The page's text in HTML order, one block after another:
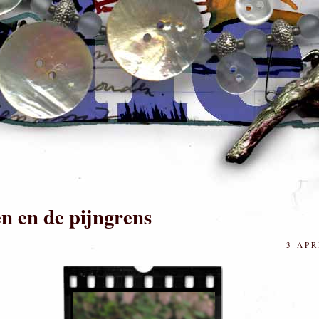
en de pijngrens
3